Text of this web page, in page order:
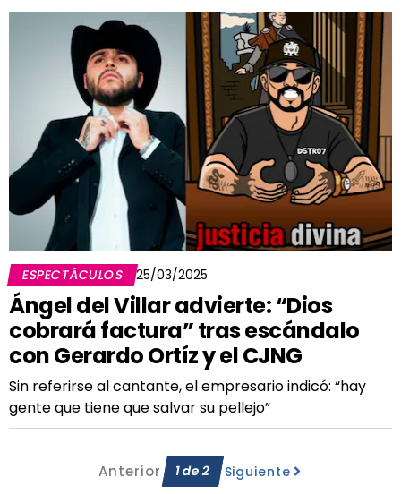
ESPECTÁCULOS 25/03/2025
Ángel del Villar advierte: “Dios
cobrará factura” tras escándalo
con Gerardo Ortíz y el CJNG
Sin referirse al cantante, el empresario indicó: “hay
gente que tiene que salvar su pellejo”
Anterior 1de2 Siguiente